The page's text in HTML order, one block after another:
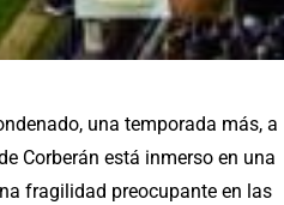
una temporada más, a
Corberán está inmerso en una
fragilidad preocupante en las